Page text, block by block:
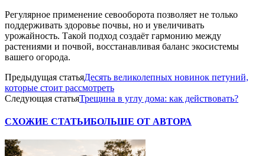
Регулярное применение севооборота позволяет не только
поддерживать здоровье почвы, но и увеличивать
урожайность. Такой подход создаёт гармонию между
растениями и почвой, восстанавливая баланс экосистемы
вашего огорода.
Предыдущая статьяДесять великолепных новинок петуний,
которые стоит рассмотреть
Следующая статьяТрещина в углу дома: как действовать?
СХОЖИЕ СТАТЬИБОЛЬШЕ ОТ АВТОРА